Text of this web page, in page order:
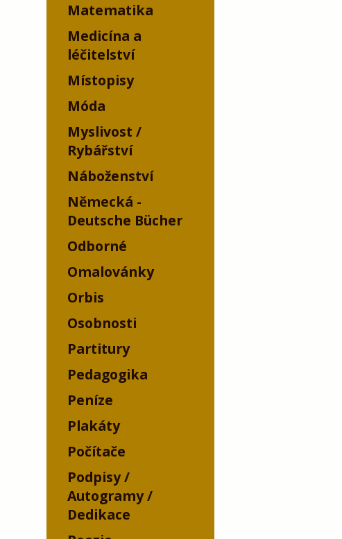
Matematika
Medicína a
léčitelství
Místopisy
Móda
Myslivost /
Rybářství
Náboženství
Německá -
Deutsche Bücher
Odborné
Omalovánky
Orbis
Osobnosti
Partitury
Pedagogika
Peníze
Plakáty
Počítače
Podpisy /
Autogramy /
Dedikace